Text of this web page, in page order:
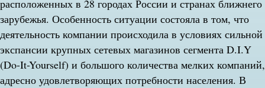
расположенных в 28 городах России и странах ближнего
зарубежья. Особенность ситуации состояла в том, что
деятельность компании происходила в условиях сильной
экспансии крупных сетевых магазинов сегмента D.I.Y
(Do-It-Yourself) и большого количества мелких компаний,
адресно удовлетворяющих потребности населения. В